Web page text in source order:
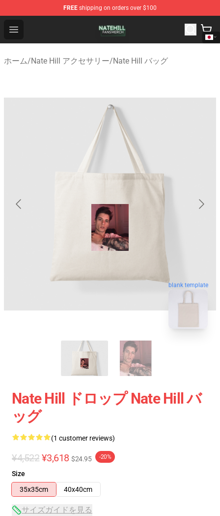
FREE shipping on orders over $100
Open menu
Nate Hill Shop - Official Nate Hill Merchandise Store
ホーム/Nate Hill アクセサリー/Nate Hill バッグ
blank template
Nate Hill ドロップ Nate Hill バ
ッグ
(1 customer reviews)
¥4,522 ¥3,618 $24.95 -20%
Size
35x35cm
40x40cm
サイズガイドを見る